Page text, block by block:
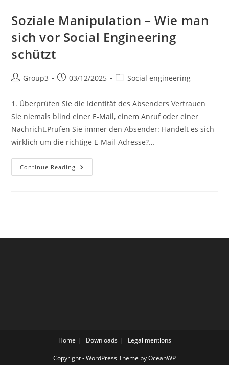
Soziale Manipulation – Wie man
sich vor Social Engineering
schützt
PostGroup3
Post03/12/2025
PostSocial engineering
1. Überprüfen Sie die Identität des Absenders Vertrauen
Sie niemals blind einer E-Mail, einem Anruf oder einer
Nachricht.Prüfen Sie immer den Absender: Handelt es sich
wirklich um die richtige E-Mail-Adresse?…
Continue Reading Soziale
Manipulation
Home Downloads Legal mentions
Copyright - WordPress Theme by OceanWP